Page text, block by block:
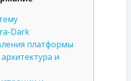
Dark
платформы
и